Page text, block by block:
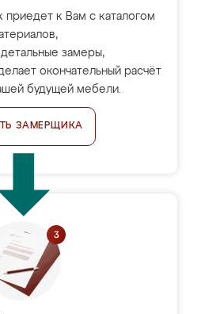
к Вам с каталогом
замеры,
окончательный расчёт
будущей мебели.
ЗАМЕРЩИКА